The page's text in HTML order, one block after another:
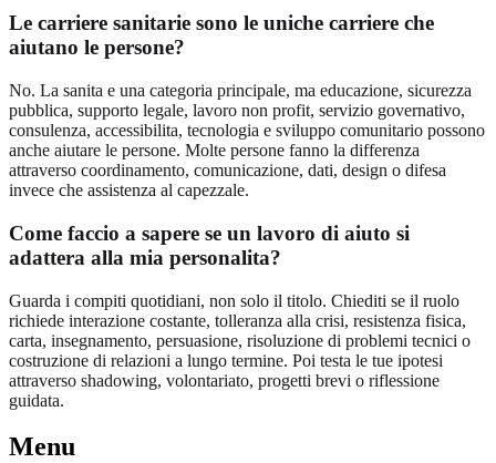
Le carriere sanitarie sono le uniche carriere che
aiutano le persone?
No. La sanita e una categoria principale, ma educazione, sicurezza
pubblica, supporto legale, lavoro non profit, servizio governativo,
consulenza, accessibilita, tecnologia e sviluppo comunitario possono
anche aiutare le persone. Molte persone fanno la differenza
attraverso coordinamento, comunicazione, dati, design o difesa
invece che assistenza al capezzale.
Come faccio a sapere se un lavoro di aiuto si
adattera alla mia personalita?
Guarda i compiti quotidiani, non solo il titolo. Chiediti se il ruolo
richiede interazione costante, tolleranza alla crisi, resistenza fisica,
carta, insegnamento, persuasione, risoluzione di problemi tecnici o
costruzione di relazioni a lungo termine. Poi testa le tue ipotesi
attraverso shadowing, volontariato, progetti brevi o riflessione
guidata.
Menu